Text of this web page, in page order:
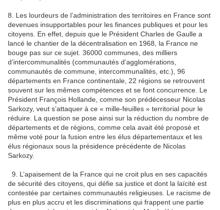
8. Les lourdeurs de l’administration des territoires en France sont
devenues insupportables pour les finances publiques et pour les
citoyens. En effet, depuis que le Président Charles de Gaulle a
lancé le chantier de la décentralisation en 1968, la France ne
bouge pas sur ce sujet. 36000 communes, des milliers
d’intercommunalités (communautés d’agglomérations,
communautés de commune, intercommunalités, etc.), 96
départements en France continentale, 22 régions se retrouvent
souvent sur les mêmes compétences et se font concurrence. Le
Président François Hollande, comme son prédécesseur Nicolas
Sarkozy, veut s’attaquer à ce « mille-feuilles » territorial pour le
réduire. La question se pose ainsi sur la réduction du nombre de
départements et de régions, comme cela avait été proposé et
même voté pour la fusion entre les élus départementaux et les
élus régionaux sous la présidence précédente de Nicolas
Sarkozy.
9. L’apaisement de la France qui ne croit plus en ses capacités
de sécurité des citoyens, qui défie sa justice et dont la laïcité est
contestée par certaines communautés religieuses. Le racisme de
plus en plus accru et les discriminations qui frappent une partie